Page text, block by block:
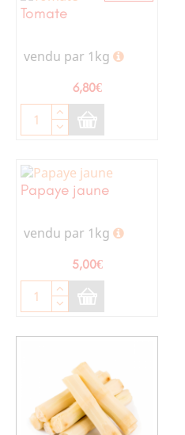
Tomate
vendu par 1kg
Prix
6,80€
Papaye jaune
vendu par 1kg
Prix
5,00€